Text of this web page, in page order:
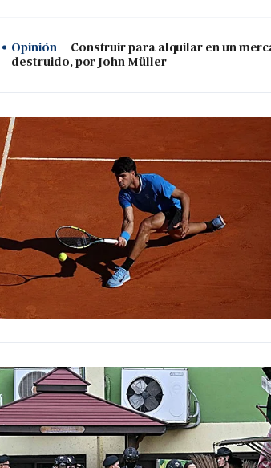
Opinión
Construir para alquilar en un
destruido, por John Müller